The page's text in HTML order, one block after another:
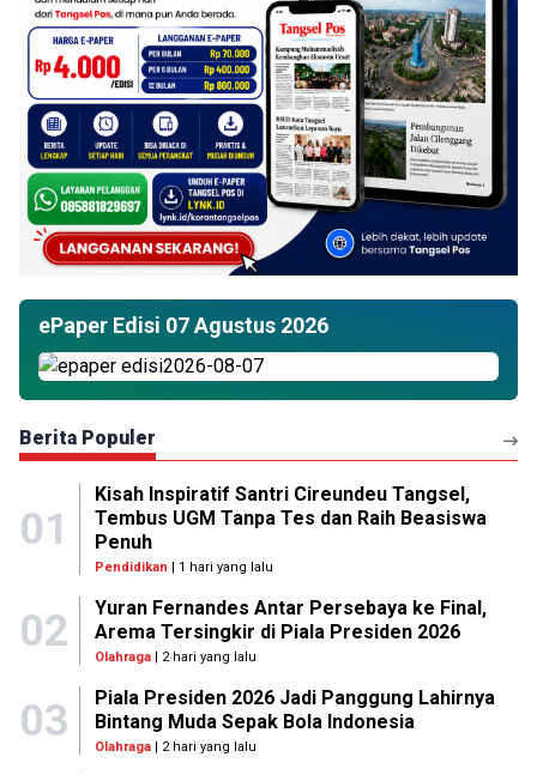
ePaper Edisi 07 Agustus 2026
Berita Populer
01
Kisah Inspiratif Santri Cireundeu Tangsel,
Tembus UGM Tanpa Tes dan Raih Beasiswa
Penuh
Pendidikan | 1 hari yang lalu
02
Yuran Fernandes Antar Persebaya ke Final,
Arema Tersingkir di Piala Presiden 2026
Olahraga| 2 hari yang lalu
03
Piala Presiden 2026 Jadi Panggung Lahirnya
Bintang Muda Sepak Bola Indonesia
Olahraga| 2 hari yang lalu